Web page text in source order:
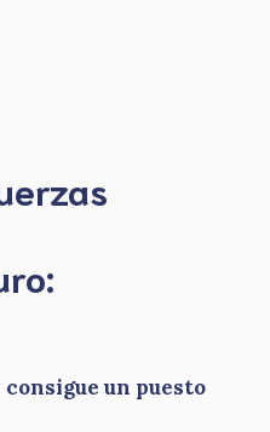
un puesto